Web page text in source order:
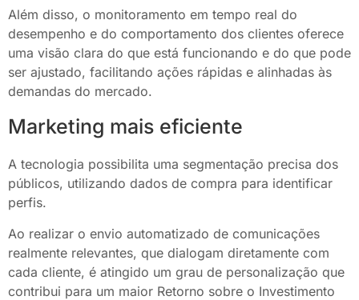
Além disso, o monitoramento em tempo real do
desempenho e do comportamento dos clientes oferece
uma visão clara do que está funcionando e do que pode
ser ajustado, facilitando ações rápidas e alinhadas às
demandas do mercado.
Marketing mais eficiente
A tecnologia possibilita uma segmentação precisa dos
públicos, utilizando dados de compra para identificar
perfis.
Ao realizar o envio automatizado de comunicações
realmente relevantes, que dialogam diretamente com
cada cliente, é atingido um grau de personalização que
contribui para um maior Retorno sobre o Investimento